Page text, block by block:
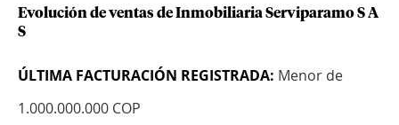
Evolución de ventas de Inmobiliaria Serviparamo S A
S
ÚLTIMA FACTURACIÓN REGISTRADA: Menor de
1.000.000.000 COP